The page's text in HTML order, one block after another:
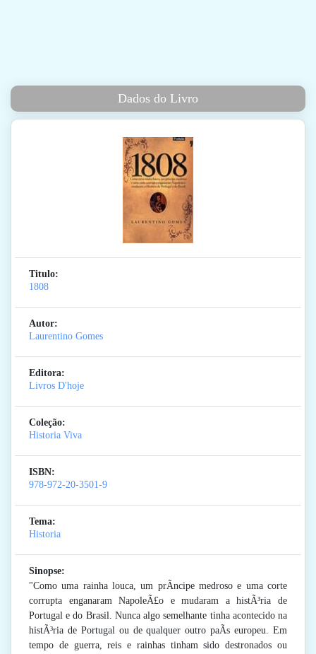
Dados do Livro
Titulo:
1808
Autor:
Laurentino Gomes
Editora:
Livros D'hoje
Coleção:
Historia Viva
ISBN:
978-972-20-3501-9
Tema:
Historia
Sinopse:
"Como uma rainha louca, um prÃ­ncipe medroso e uma corte
corrupta enganaram NapoleÃ£o e mudaram a histÃ³ria de
Portugal e do Brasil. Nunca algo semelhante tinha acontecido na
histÃ³ria de Portugal ou de qualquer outro paÃ­s europeu. Em
tempo de guerra, reis e rainhas tinham sido destronados ou